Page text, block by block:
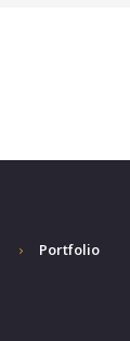
Portfolio